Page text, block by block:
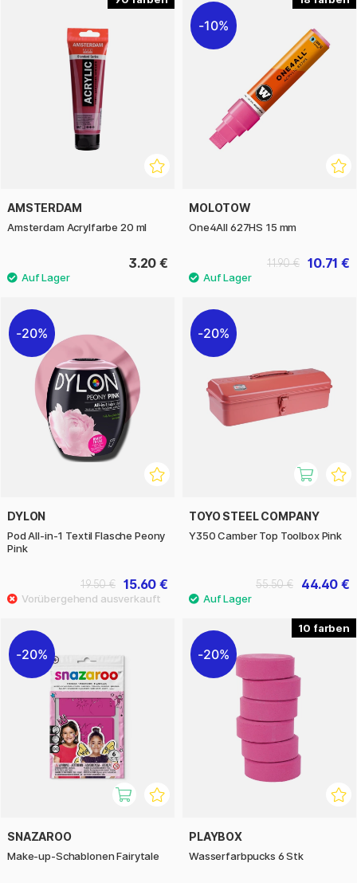
AMSTERDAM
Amsterdam Acrylfarbe 20 ml
3.20 €
10%
MOLOTOW
One4All 627HS 15 mm
10.71 €
11.90 €
20%
DYLON
Pod All-in-1 Textil Flasche Peony
Pink
15.60 €
19.50 €
20%
TOYO STEEL COMPANY
Y350 Camber Top Toolbox Pink
44.40 €
55.50 €
20%
SNAZAROO
Make-up-Schablonen Fairytale
10
20%
PLAYBOX
Wasserfarbpucks 6 Stk